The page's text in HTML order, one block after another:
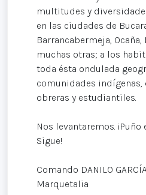
multitudes y
en las ciudades de
Barrancabermeja,
muchas otras; a los
toda ésta ondulada
comunidades indígenas,
obreras y estudiantiles.
Nos levantaremos. ¡Puño
Sigue!
Comando DANILO
Marquetalia